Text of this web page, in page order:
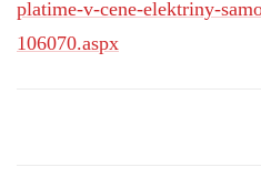
platime-v-cene-elektriny-
106070.aspx